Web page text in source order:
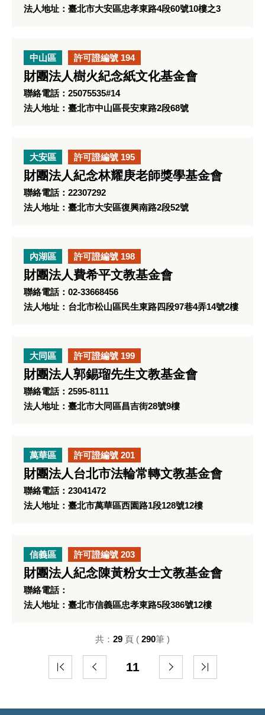
法人地址：臺北市大安區忠孝東路4段60號10樓之3
中山區 許可證編號 194
財團法人樹火紀念紙文化基金會
聯絡電話：25075535#14
法人地址：臺北市中山區長安東路2段68號
大安區 許可證編號 195
財團法人紀念林耀庚老師獎學基金會
聯絡電話：22307292
法人地址：臺北市大安區復興南路2段52號
內湖區 許可證編號 198
財團法人費希平文教基金會
聯絡電話：02-33668456
法人地址：台北市松山區民生東路四段97巷4弄14號2樓
大同區 許可證編號 199
財團法人郭錫瑠先生文教基金會
聯絡電話：2595-8111
法人地址：臺北市大同區昌吉街28號9樓
萬華區 許可證編號 201
財團法人台北市法輪常轉文教基金會
聯絡電話：23041472
法人地址：臺北市萬華區西園路1段128號12樓
信義區 許可證編號 203
財團法人紀念陳黃粉女士文教基金會
聯絡電話：
法人地址：臺北市信義區忠孝東路5段386號12樓
11
共： 29 頁 ( 290筆 )